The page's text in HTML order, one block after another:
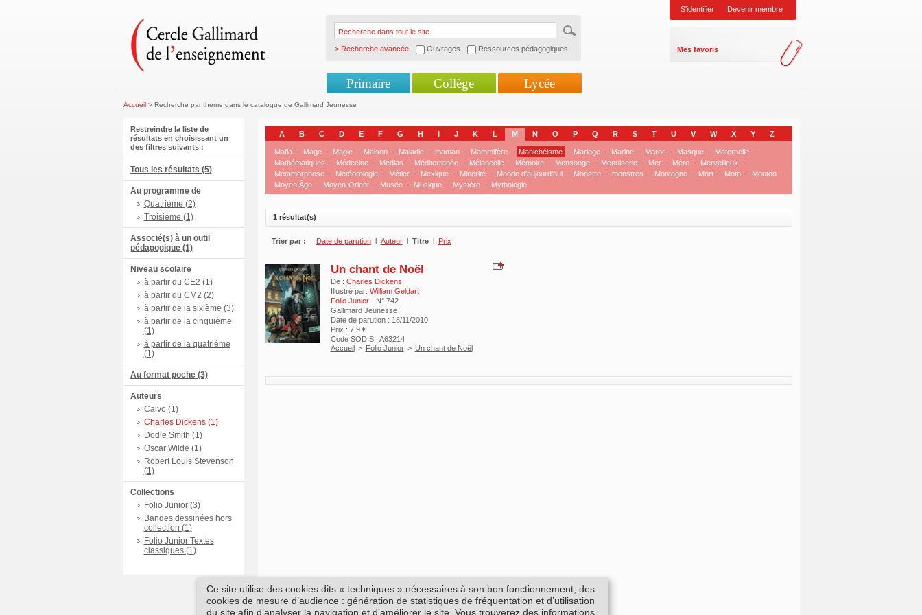
> Recherche avancée Ouvrages Ressources pédagogiques
S'identifier Devenir membre
Mes favoris
Primaire Collège Lycée
Accueil> Recherche par théme dans le catalogue de Gallimard Jeunesse
Restreindre la liste de
résultats en choisissant un
des filtres suivants :
Tous les résultats (5)
Au programme de
Quatrième (2)
Troisième (1)
Associé(s) à un outil
pédagogique (1)
Niveau scolaire
à partir du CE2 (1)
à partir du CM2 (2)
à partir de la sixième (3)
à partir de la cinquième
(1)
à partir de la quatrième
(1)
Au format poche (3)
Auteurs
Calvo (1)
Charles Dickens (1)
Dodie Smith (1)
Oscar Wilde (1)
Robert Louis Stevenson
(1)
Collections
Folio Junior (3)
Bandes dessinées hors
collection (1)
Folio Junior Textes
classiques (1)
A B C D E F G H I J K L M N O P Q R S T U V W X Y Z
Mafia - Mage - Magie - Maison - Maladie - maman - Mammifère - Manichéisme - Mariage - Marine - Maroc - Masque - Maternelle -
Mathématiques - Médecine - Médias - Méditerranée - Mélancolie - Mémoire - Mensonge - Menuiserie - Mer - Mère - Merveilleux -
Métamorphose - Météorologie - Métier - Mexique - Minorité - Monde d'aujourd'hui - Monstre - monstres - Montagne - Mort - Moto - Mouton -
Moyen Âge - Moyen-Orient - Musée - Musique - Mystère - Mythologie
1 résultat(s)
Trier par : Date de parution l Auteur l Titre l Prix
Un chant de Noël
De : Charles Dickens
Illustré par: William Geldart
Folio Junior - N° 742
Gallimard Jeunesse
Date de parution : 18/11/2010
Prix : 7.9 €
Code SODIS : A63214
Accueil > Folio Junior > Un chant de Noël
Ce site utilise des cookies dits « techniques » nécessaires à son bon fonctionnement, des
cookies de mesure d’audience : génération de statistiques de fréquentation et d’utilisation
du site afin d’analyser la navigation et d’améliorer le site. Vous trouverez des informations